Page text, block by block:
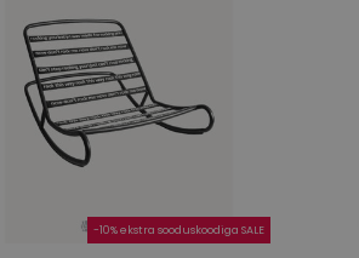
-10% ekstra sooduskoodiga SALE